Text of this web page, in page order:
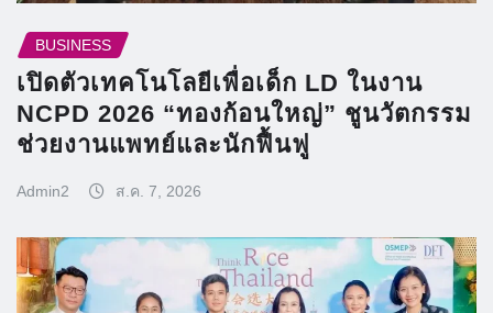
BUSINESS
เปิดตัวเทคโนโลยีเพื่อเด็ก LD ในงาน
NCPD 2026 “ทองก้อนใหญ่” ชูนวัตกรรม
ช่วยงานแพทย์และนักฟื้นฟู
Admin2 ส.ค. 7, 2026